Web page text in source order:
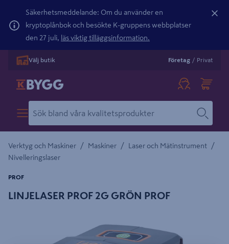
Säkerhetsmeddelande: Om du använder en
kryptoplånbok och besökte K-gruppens webbplatser
den 27 juli, läs viktig tilläggsinformation.
Välj butik Företag / Privat
Verktyg och Maskiner / Maskiner / Laser och Mätinstrument /
Nivelleringslaser
LINJELASER PROF 2G GRÖN PROF
PROF